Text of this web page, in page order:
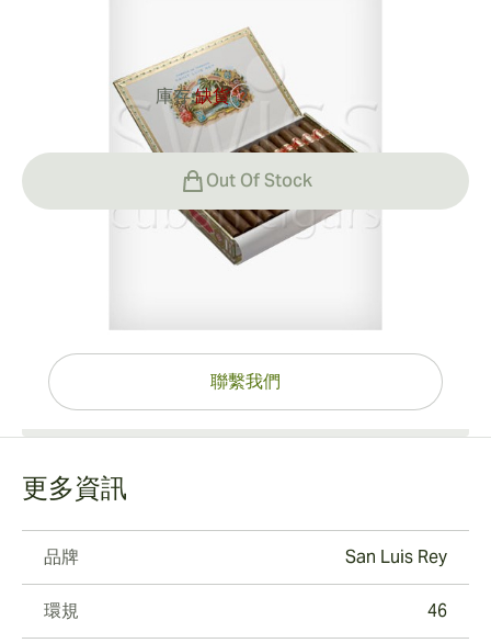
HK$1,622.34
庫存:缺貨 ?
Out Of Stock
專家協助，只需一按
聯繫我們
更多資訊
品牌 San Luis Rey
環規 46